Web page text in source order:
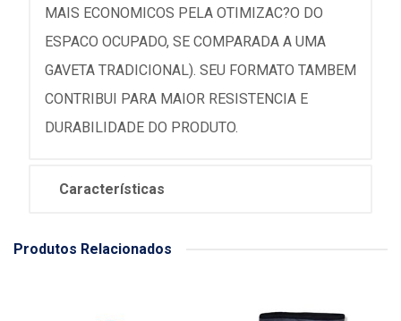
MAIS ECONOMICOS PELA OTIMIZAC?O DO
ESPACO OCUPADO, SE COMPARADA A UMA
GAVETA TRADICIONAL). SEU FORMATO TAMBEM
CONTRIBUI PARA MAIOR RESISTENCIA E
DURABILIDADE DO PRODUTO.
Características
Produtos Relacionados